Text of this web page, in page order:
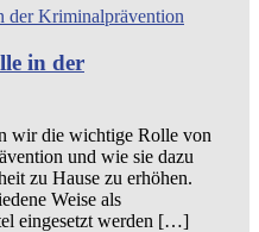
in der
wir die wichtige Rolle von
und wie sie dazu
zu Hause zu erhöhen.
Weise als
eingesetzt werden […]